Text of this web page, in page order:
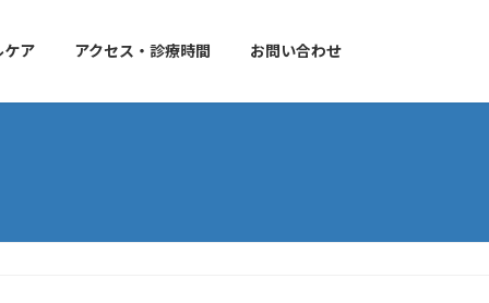
ケア アクセス・診療時間 お問い合わせ